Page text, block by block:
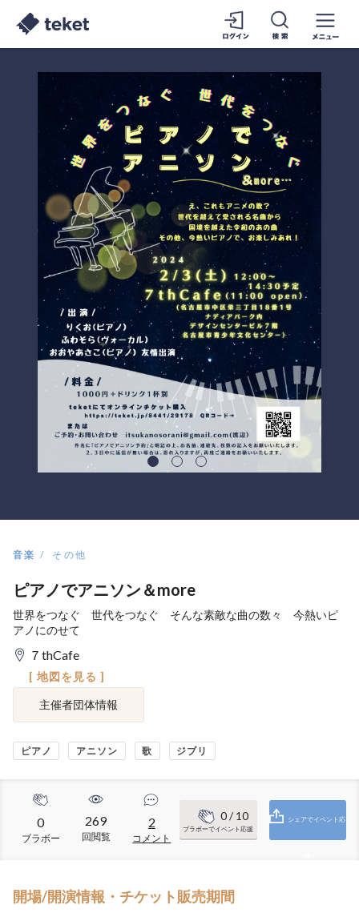
音楽 その他
ピアノでアニソン＆more
世界をつなぐ 世代をつなぐ そんな素敵な曲の数々 今熱いピ
アノにのせて
７thCafe
[ 地図を見る ]
主催者団体情報
ピアノ アニソン 歌 ジブリ
0
ブラボー
269
回閲覧
2
コメント
0/ 10
ブラボーでイベント応援
シェアでイベント応
開場/開演情報・チケット販売期間